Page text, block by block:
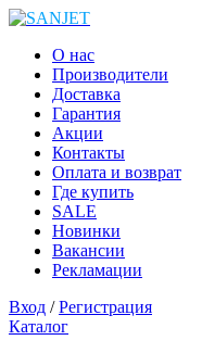
О нас
Производители
Доставка
Гарантия
Акции
Контакты
Оплата и возврат
Где купить
SALE
Новинки
Вакансии
Рекламации
Вход /Регистрация
Каталог